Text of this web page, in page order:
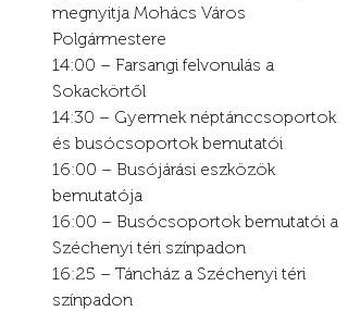
megnyitja Mohács Város
Polgármestere
14:00 – Farsangi felvonulás a
Sokackörtől
14:30 – Gyermek néptánccsoportok
és busócsoportok bemutatói
16:00 – Busójárási eszközök
bemutatója
16:00 – Busócsoportok bemutatói a
Széchenyi téri színpadon
16:25 – Táncház a Széchenyi téri
színpadon